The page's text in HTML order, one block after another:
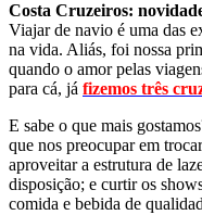
Costa Cruzeiros:
Viajar de navio é uma das
na vida. Aliás, foi nossa
quando o amor pelas
para cá, já fizemos três
E sabe o que mais
que nos preocupar em
aproveitar a estrutura de
disposição; e curtir os
comida e bebida de